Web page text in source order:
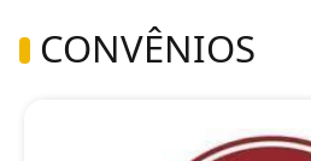
CONVÊNIOS